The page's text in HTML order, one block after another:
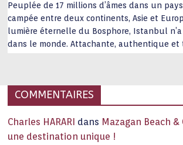
Peuplée de 17 millions d’âmes dans un
campée entre deux continents, Asie et
lumière éternelle du Bosphore, Istanbul
dans le monde. Attachante, authentique
COMMENTAIRES
Charles HARARI dans Mazagan Beach
une destination unique !